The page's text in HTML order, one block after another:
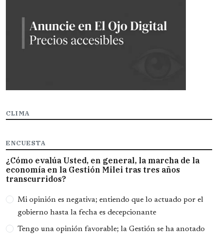
CLIMA
ENCUESTA
¿Cómo evalúa Usted, en general, la marcha de la
economía en la Gestión Milei tras tres años
transcurridos?
Opciones
Mi opinión es negativa; entiendo que lo actuado por el
gobierno hasta la fecha es decepcionante
Tengo una opinión favorable; la Gestión se ha anotado